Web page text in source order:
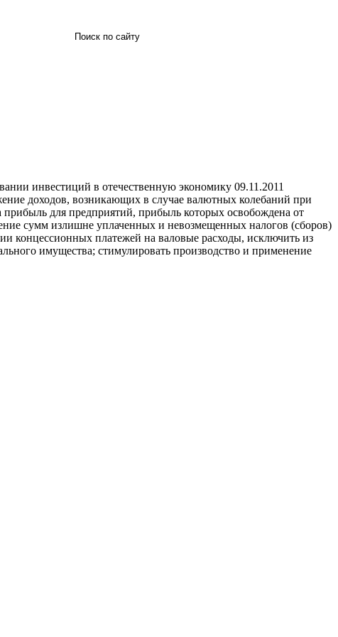
инвестиций в отечественную экономику 09.11.2011
доходов, возникающих в случае валютных колебаний при
для предприятий, прибыль которых освобождена от
сумм излишне уплаченных и невозмещенных налогов (сборов)
концессионных платежей на валовые расходы, исключить из
имущества; стимулировать производство и применение